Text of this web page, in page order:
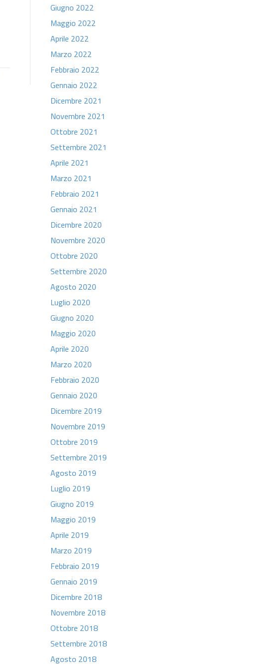
Giugno 2022
Maggio 2022
Aprile 2022
Marzo 2022
Febbraio 2022
Gennaio 2022
Dicembre 2021
Novembre 2021
Ottobre 2021
Settembre 2021
Aprile 2021
Marzo 2021
Febbraio 2021
Gennaio 2021
Dicembre 2020
Novembre 2020
Ottobre 2020
Settembre 2020
Agosto 2020
Luglio 2020
Giugno 2020
Maggio 2020
Aprile 2020
Marzo 2020
Febbraio 2020
Gennaio 2020
Dicembre 2019
Novembre 2019
Ottobre 2019
Settembre 2019
Agosto 2019
Luglio 2019
Giugno 2019
Maggio 2019
Aprile 2019
Marzo 2019
Febbraio 2019
Gennaio 2019
Dicembre 2018
Novembre 2018
Ottobre 2018
Settembre 2018
Agosto 2018